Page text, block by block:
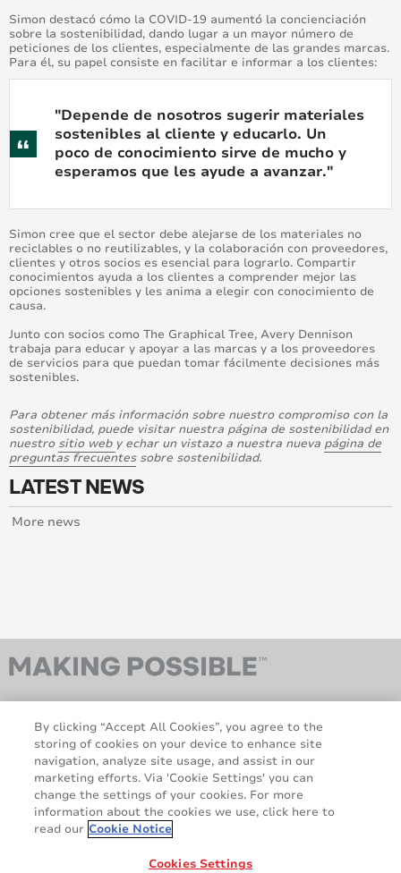
Simon destacó cómo la COVID-19 aumentó la concienciación
sobre la sostenibilidad, dando lugar a un mayor número de
peticiones de los clientes, especialmente de las grandes marcas.
Para él, su papel consiste en facilitar e informar a los clientes:
"Depende de nosotros sugerir materiales
sostenibles al cliente y educarlo. Un
poco de conocimiento sirve de mucho y
esperamos que les ayude a avanzar."
Simon cree que el sector debe alejarse de los materiales no
reciclables o no reutilizables, y la colaboración con proveedores,
clientes y otros socios es esencial para lograrlo. Compartir
conocimientos ayuda a los clientes a comprender mejor las
opciones sostenibles y les anima a elegir con conocimiento de
causa.
Junto con socios como The Graphical Tree, Avery Dennison
trabaja para educar y apoyar a las marcas y a los proveedores
de servicios para que puedan tomar fácilmente decisiones más
sostenibles.
Para obtener más información sobre nuestro compromiso con la
sostenibilidad, puede visitar nuestra página de sostenibilidad en
nuestro sitio web y echar un vistazo a nuestra nueva página de
preguntas frecuentessobre sostenibilidad.
LATEST NEWS
More news
AveryDennison.com
Sitemap
Sobre nosotros
Avisos legales y de
Responsabilidad legal
By clicking “Accept All Cookies”, you agree to the
storing of cookies on your device to enhance site
navigation, analyze site usage, and assist in our
marketing efforts. Via 'Cookie Settings' you can
change the settings of your cookies. For more
information about the cookies we use, click here to
read our Cookie Notice
Cookies Settings